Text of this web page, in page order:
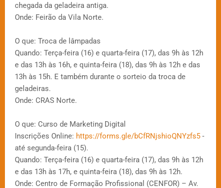
chegada da geladeira antiga.
Onde: Feirão da Vila Norte.
O que: Troca de lâmpadas
Quando: Terça-feira (16) e quarta-feira (17), das 9h às 12h
e das 13h às 16h, e quinta-feira (18), das 9h às 12h e das
13h às 15h. E também durante o sorteio da troca de
geladeiras.
Onde: CRAS Norte.
O que: Curso de Marketing Digital
Inscrições Online: https://forms.gle/bCfRNjshioQNYzfs5 -
até segunda-feira (15).
Quando: Terça-feira (16) e quarta-feira (17), das 9h às 12h
e das 13h às 17h, e quinta-feira (18), das 9h às 12h.
Onde: Centro de Formação Profissional (CENFOR) – Av.